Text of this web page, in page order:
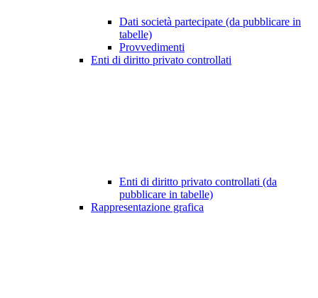
Dati società partecipate (da pubblicare in
tabelle)
Provvedimenti
Enti di diritto privato controllati
Enti di diritto privato controllati (da
pubblicare in tabelle)
Rappresentazione grafica